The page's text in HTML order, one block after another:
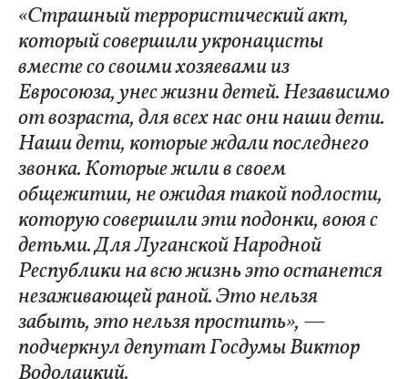
«Страшный террористический акт,
который совершили укронацисты
вместе со своими хозяевами из
Евросоюза, унес жизни детей. Независимо
от возраста, для всех нас они наши дети.
Наши дети, которые ждали последнего
звонка. Которые жили в своем
общежитии, не ожидая такой подлости,
которую совершили эти подонки, воюя с
детьми. Для Луганской Народной
Республики на всю жизнь это останется
незаживающей раной. Это нельзя
забыть, это нельзя простить», —
подчеркнул депутат Госдумы Виктор